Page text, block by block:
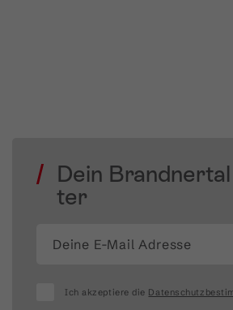
Dein
ter
Ich akzeptiere die